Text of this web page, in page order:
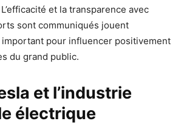
et la transparence avec
sont communiqués jouent
pour influencer positivement
du grand public.
et l’industrie
électrique